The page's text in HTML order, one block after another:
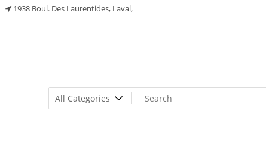
1938 Boul. Des Laurentides, Laval,